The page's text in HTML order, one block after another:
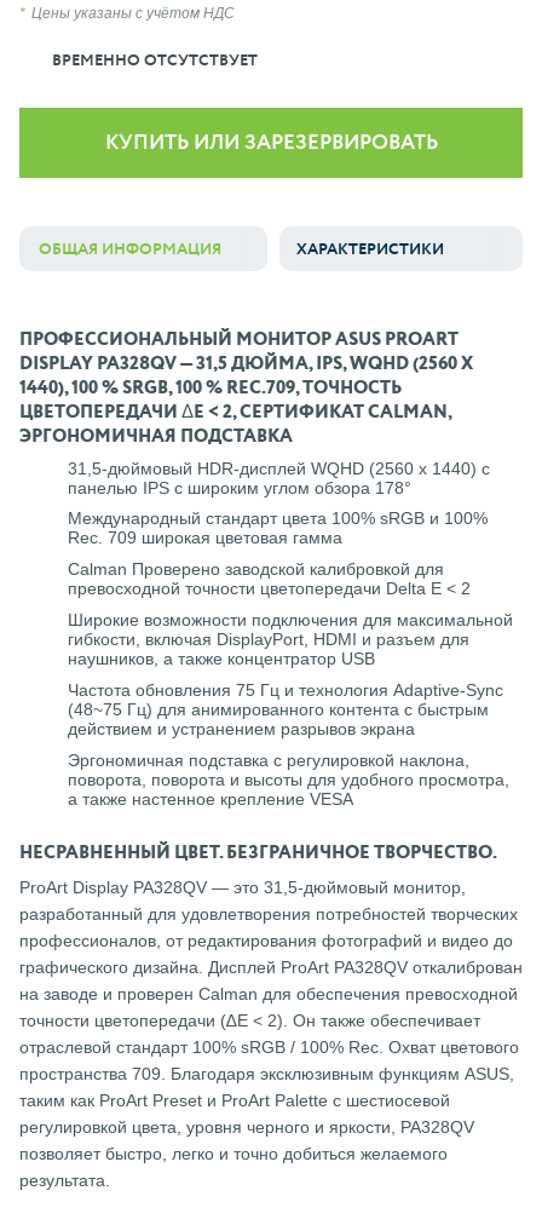
Цены указаны с учётом НДС
ВРЕМЕННО ОТСУТСТВУЕТ
КУПИТЬ ИЛИ ЗАРЕЗЕРВИРОВАТЬ
ОБЩАЯ ИНФОРМАЦИЯ ХАРАКТЕРИСТИКИ
ПРОФЕССИОНАЛЬНЫЙ МОНИТОР ASUS PROART
DISPLAY PA328QV — 31,5 ДЮЙМА, IPS, WQHD (2560 X
1440), 100 % SRGB, 100 % REC.709, ТОЧНОСТЬ
ЦВЕТОПЕРЕДАЧИ ΔE < 2, СЕРТИФИКАТ CALMAN,
ЭРГОНОМИЧНАЯ ПОДСТАВКА
31,5-дюймовый HDR-дисплей WQHD (2560 x 1440) с
панелью IPS с широким углом обзора 178°
Международный стандарт цвета 100% sRGB и 100%
Rec. 709 широкая цветовая гамма
Calman Проверено заводской калибровкой для
превосходной точности цветопередачи Delta E < 2
Широкие возможности подключения для максимальной
гибкости, включая DisplayPort, HDMI и разъем для
наушников, а также концентратор USB
Частота обновления 75 Гц и технология Adaptive-Sync
(48~75 Гц) для анимированного контента с быстрым
действием и устранением разрывов экрана
Эргономичная подставка с регулировкой наклона,
поворота, поворота и высоты для удобного просмотра,
а также настенное крепление VESA
НЕСРАВНЕННЫЙ ЦВЕТ. БЕЗГРАНИЧНОЕ ТВОРЧЕСТВО.
ProArt Display PA328QV — это 31,5-дюймовый монитор,
разработанный для удовлетворения потребностей творческих
профессионалов, от редактирования фотографий и видео до
графического дизайна. Дисплей ProArt PA328QV откалиброван
на заводе и проверен Calman для обеспечения превосходной
точности цветопередачи (∆E < 2). Он также обеспечивает
отраслевой стандарт 100% sRGB / 100% Rec. Охват цветового
пространства 709. Благодаря эксклюзивным функциям ASUS,
таким как ProArt Preset и ProArt Palette с шестиосевой
регулировкой цвета, уровня черного и яркости, PA328QV
позволяет быстро, легко и точно добиться желаемого
результата.